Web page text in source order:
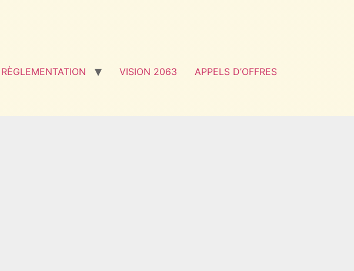
RÈGLEMENTATION VISION 2063
APPELS D’OFFRES